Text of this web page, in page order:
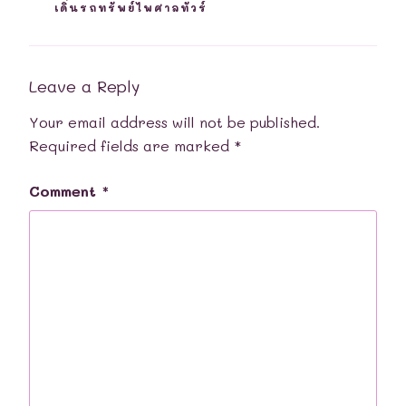
เดินรถทรัพย์ไพศาลทัวร์
Leave a Reply
Your email address will not be published.
Required fields are marked *
Comment *